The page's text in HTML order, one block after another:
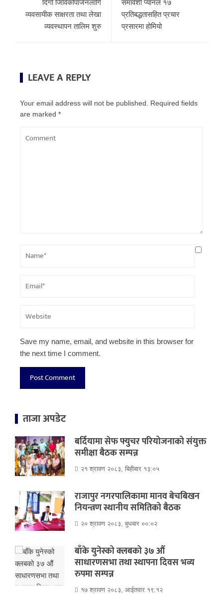
दिगो जिविकोपार्जनलागि
व्यवसायीक साक्षरता तथा लेखा
व्यवस्थापन तालिम शुरु
समावेशी प्यानल १७
प्रतिबद्धतासहित प्रचार
प्रसारमा होमियो
LEAVE A REPLY
Your email address will not be published. Required fields
are marked *
Save my name, email, and website in this browser for
the next time I comment.
ताजा अपडेट
बर्दियामा सेफ फ्युचर परियोजनाको संयुक्त
समीक्षा बैठक सम्पन्न
२१ श्रावण २०८३, बिहीबार १३:०५
राजापुर नगरपालिकामा मानव बेचबिखन
नियन्त्रण स्थानीय समितिको बैठक
२० श्रावण २०८३, बुधबार ००:०२
बाँके युनेस्को क्लबको ३७ औं
साधारणसभा तथा स्थापना दिवस भव्य
रुपमा सम्पन्न
१७ श्रावण २०८३, आईतवार १९:१२